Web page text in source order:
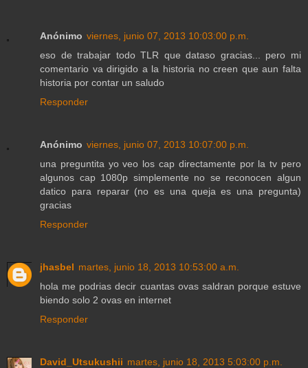
Anónimo viernes, junio 07, 2013 10:03:00 p.m.
eso de trabajar todo TLR que dataso gracias... pero mi
comentario va dirigido a la historia no creen que aun falta
historia por contar un saludo
Responder
Anónimo viernes, junio 07, 2013 10:07:00 p.m.
una preguntita yo veo los cap directamente por la tv pero
algunos cap 1080p simplemente no se reconocen algun
datico para reparar (no es una queja es una pregunta)
gracias
Responder
jhasbel martes, junio 18, 2013 10:53:00 a.m.
hola me podrias decir cuantas ovas saldran porque estuve
biendo solo 2 ovas en internet
Responder
David_Utsukushii martes, junio 18, 2013 5:03:00 p.m.